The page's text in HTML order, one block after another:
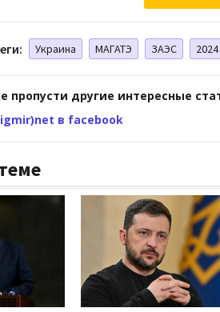
Украина МАГАТЭ ЗАЭС
пропусти другие интересные
в facebook